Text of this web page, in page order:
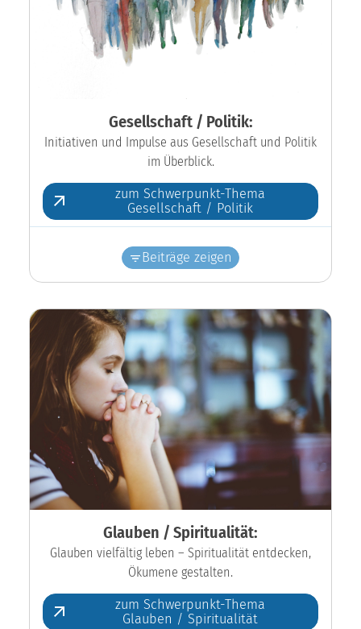
Gesellschaft / Politik:
Initiativen und Impulse aus Gesellschaft und Politik
im Überblick.
zum Schwerpunkt-Thema
Gesellschaft / Politik
Beiträge zeigen
Glauben / Spiritualität:
Glauben vielfältig leben – Spiritualität entdecken,
Ökumene gestalten.
zum Schwerpunkt-Thema
Glauben / Spiritualität